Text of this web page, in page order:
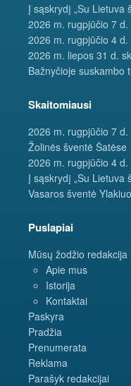
Į sąskrydį „Su Lietuva
2026 m. rugpjūčio 7 d.
2026 m. rugpjūčio 4 d.
2026 m. liepos 31 d.
Bažnyčioje suskambo
Skaitomiausi
2026 m. rugpjūčio 7 d.
Žolinės šventė Šatėse
2026 m. rugpjūčio 4 d.
Į sąskrydį „Su Lietuva
Vasaros šventė
Puslapiai
Mūsų žodžio redakcija
Apie mus
Istorija
Kontaktai
Paskyra
Pradžia
Prenumerata
Reklama
Parašyk redakcijai